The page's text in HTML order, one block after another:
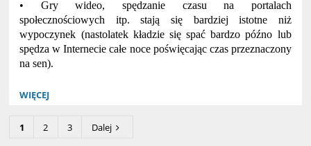
• Gry wideo, spędzanie czasu na portalach
społecznościowych itp. stają się bardziej istotne niż
wypoczynek (nastolatek kładzie się spać bardzo późno lub
spędza w Internecie całe noce poświęcając czas przeznaczony
na sen).
WIĘCEJ
1 2 3 Dalej